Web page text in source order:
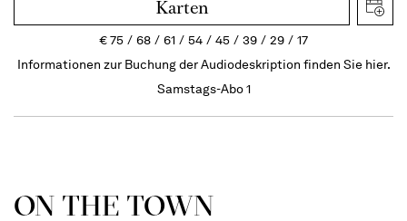
Karten
€75 68 61 54 45 39 29
17
Informationen zur Buchung der Audiodeskription finden Sie hier.
Samstags-Abo 1
ON THE TOWN